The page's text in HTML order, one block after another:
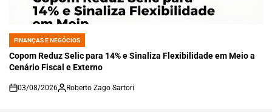
POSTED
IN
FINANÇAS E NEGÓCIOS
Copom Reduz Selic para 14% e Sinaliza Flexibilidade em Meio a
Cenário Fiscal e Externo
on
03/08/2026 Roberto Zago Sartori